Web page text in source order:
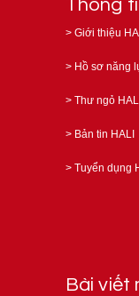
Thông
> Giới thiệu
> Hồ sơ năng
> Thư ngỏ
> Bản tin HALI
> Tuyển dụng
Bài viết